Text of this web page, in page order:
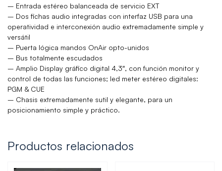
– Entrada estéreo balanceada de servicio EXT
– Dos fichas audio integradas con interfaz USB para una
operatividad e interconexión audio extremadamente simple y
versátil
– Puerta lógica mandos OnAir opto-unidos
– Bus totalmente escudados
– Amplio Display gráfico digital 4,3″, con función monitor y
control de todas las funciones; led meter estéreo digitales:
PGM & CUE
– Chasis extremadamente sutil y elegante, para un
posicionamiento simple y práctico.
Productos relacionados